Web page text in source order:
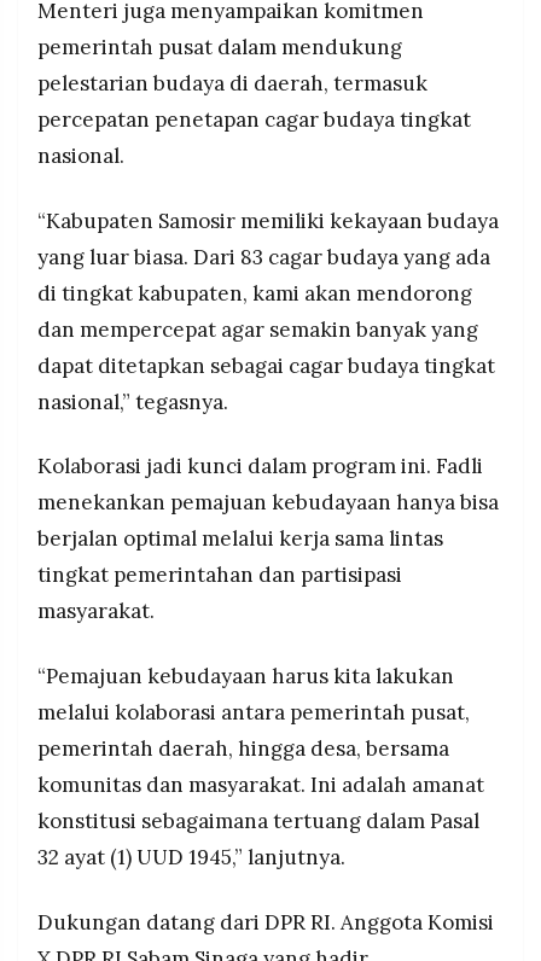
Menteri juga menyampaikan komitmen
pemerintah pusat dalam mendukung
pelestarian budaya di daerah, termasuk
percepatan penetapan cagar budaya tingkat
nasional.
“Kabupaten Samosir memiliki kekayaan budaya
yang luar biasa. Dari 83 cagar budaya yang ada
di tingkat kabupaten, kami akan mendorong
dan mempercepat agar semakin banyak yang
dapat ditetapkan sebagai cagar budaya tingkat
nasional,” tegasnya.
Kolaborasi jadi kunci dalam program ini. Fadli
menekankan pemajuan kebudayaan hanya bisa
berjalan optimal melalui kerja sama lintas
tingkat pemerintahan dan partisipasi
masyarakat.
“Pemajuan kebudayaan harus kita lakukan
melalui kolaborasi antara pemerintah pusat,
pemerintah daerah, hingga desa, bersama
komunitas dan masyarakat. Ini adalah amanat
konstitusi sebagaimana tertuang dalam Pasal
32 ayat (1) UUD 1945,” lanjutnya.
Dukungan datang dari DPR RI. Anggota Komisi